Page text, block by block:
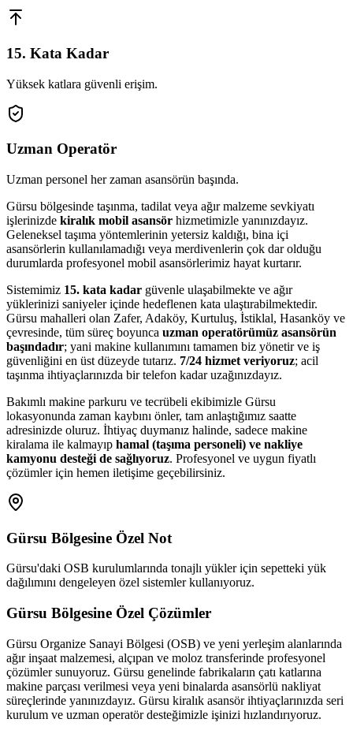
15. Kata Kadar
Yüksek katlara güvenli erişim.
Uzman Operatör
Uzman personel her zaman asansörün başında.
Gürsu bölgesinde taşınma, tadilat veya ağır malzeme sevkiyatı
işlerinizde kiralık mobil asansör hizmetimizle yanınızdayız.
Geleneksel taşıma yöntemlerinin yetersiz kaldığı, bina içi
asansörlerin kullanılamadığı veya merdivenlerin çok dar olduğu
durumlarda profesyonel mobil asansörlerimiz hayat kurtarır.
Sistemimiz 15. kata kadar güvenle ulaşabilmekte ve ağır
yüklerinizi saniyeler içinde hedeflenen kata ulaştırabilmektedir.
Gürsu mahalleri olan Zafer, Adaköy, Kurtuluş, İstiklal, Hasanköy ve
çevresinde, tüm süreç boyunca uzman operatörümüz asansörün
başındadır; yani makine kullanımını tamamen biz yönetir ve iş
güvenliğini en üst düzeyde tutarız. 7/24 hizmet veriyoruz; acil
taşınma ihtiyaçlarınızda bir telefon kadar uzağınızdayız.
Bakımlı makine parkuru ve tecrübeli ekibimizle Gürsu
lokasyonunda zaman kaybını önler, tam anlaştığımız saatte
adresinizde oluruz. İhtiyaç duymanız halinde, sadece makine
kiralama ile kalmayıp hamal (taşıma personeli) ve nakliye
kamyonu desteği de sağlıyoruz. Profesyonel ve uygun fiyatlı
çözümler için hemen iletişime geçebilirsiniz.
Gürsu Bölgesine Özel Not
Gürsu'daki OSB kurulumlarında tonajlı yükler için sepetteki yük
dağılımını dengeleyen özel sistemler kullanıyoruz.
Gürsu Bölgesine Özel Çözümler
Gürsu Organize Sanayi Bölgesi (OSB) ve yeni yerleşim alanlarında
ağır inşaat malzemesi, alçıpan ve moloz transferinde profesyonel
çözümler sunuyoruz. Gürsu genelinde fabrikaların çatı katlarına
makine parçası verilmesi veya yeni binalarda asansörlü nakliyat
süreçlerinde yanınızdayız. Gürsu kiralık asansör ihtiyaçlarınızda seri
kurulum ve uzman operatör desteğimizle işinizi hızlandırıyoruz.